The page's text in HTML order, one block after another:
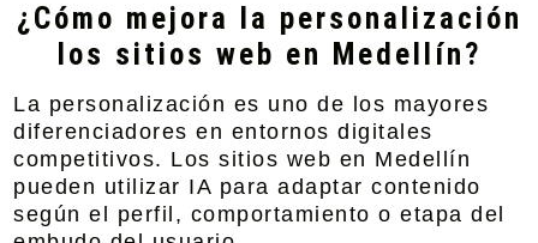
¿Cómo mejora la personalización
los sitios web en Medellín?
La personalización es uno de los mayores
diferenciadores en entornos digitales
competitivos. Los sitios web en Medellín
pueden utilizar IA para adaptar contenido
según el perfil, comportamiento o etapa del